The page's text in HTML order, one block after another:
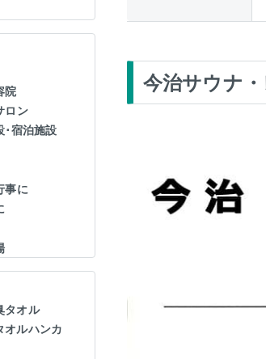
院
ロン
･宿泊施設
事に
タオル
オルハンカ
今治サウナ